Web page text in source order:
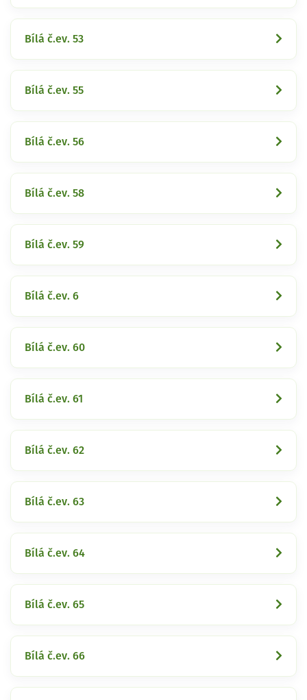
Bílá č.ev. 53
Bílá č.ev. 55
Bílá č.ev. 56
Bílá č.ev. 58
Bílá č.ev. 59
Bílá č.ev. 6
Bílá č.ev. 60
Bílá č.ev. 61
Bílá č.ev. 62
Bílá č.ev. 63
Bílá č.ev. 64
Bílá č.ev. 65
Bílá č.ev. 66